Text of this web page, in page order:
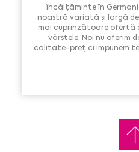
încălțăminte în
noastră variată și largă
mai cuprinzătoare ofertă
vârstele. Noi nu oferim
calitate-preț ci impunem